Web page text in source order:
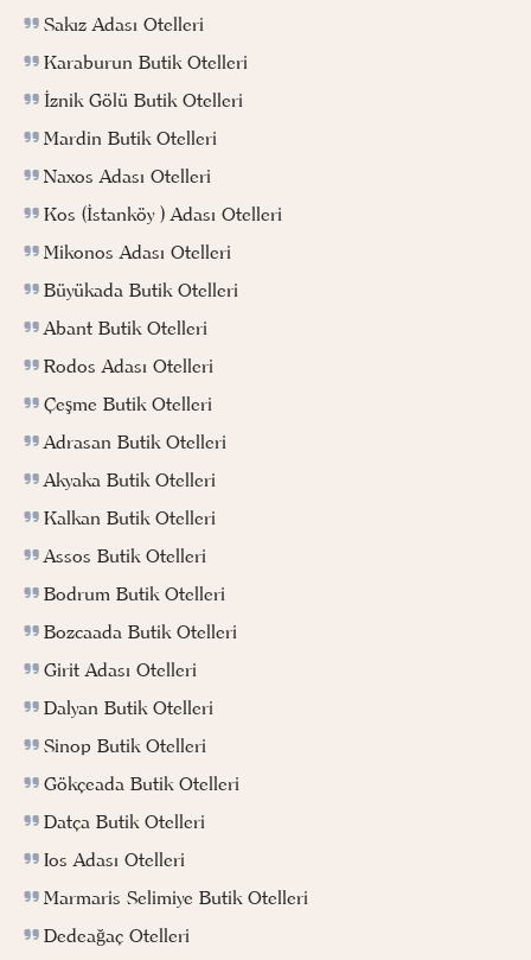
Sakız Adası Otelleri
Karaburun Butik Otelleri
İznik Gölü Butik Otelleri
Mardin Butik Otelleri
Naxos Adası Otelleri
Kos (İstanköy ) Adası Otelleri
Mikonos Adası Otelleri
Büyükada Butik Otelleri
Abant Butik Otelleri
Rodos Adası Otelleri
Çeşme Butik Otelleri
Adrasan Butik Otelleri
Akyaka Butik Otelleri
Kalkan Butik Otelleri
Assos Butik Otelleri
Bodrum Butik Otelleri
Bozcaada Butik Otelleri
Girit Adası Otelleri
Dalyan Butik Otelleri
Sinop Butik Otelleri
Gökçeada Butik Otelleri
Datça Butik Otelleri
Ios Adası Otelleri
Marmaris Selimiye Butik Otelleri
Dedeağaç Otelleri